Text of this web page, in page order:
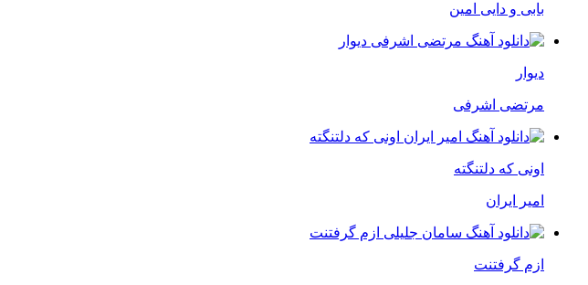
بابی و دایی امین
دیوار
مرتضی اشرفی
اونی که دلتنگته
امیر ایران
ازم گرفتنت